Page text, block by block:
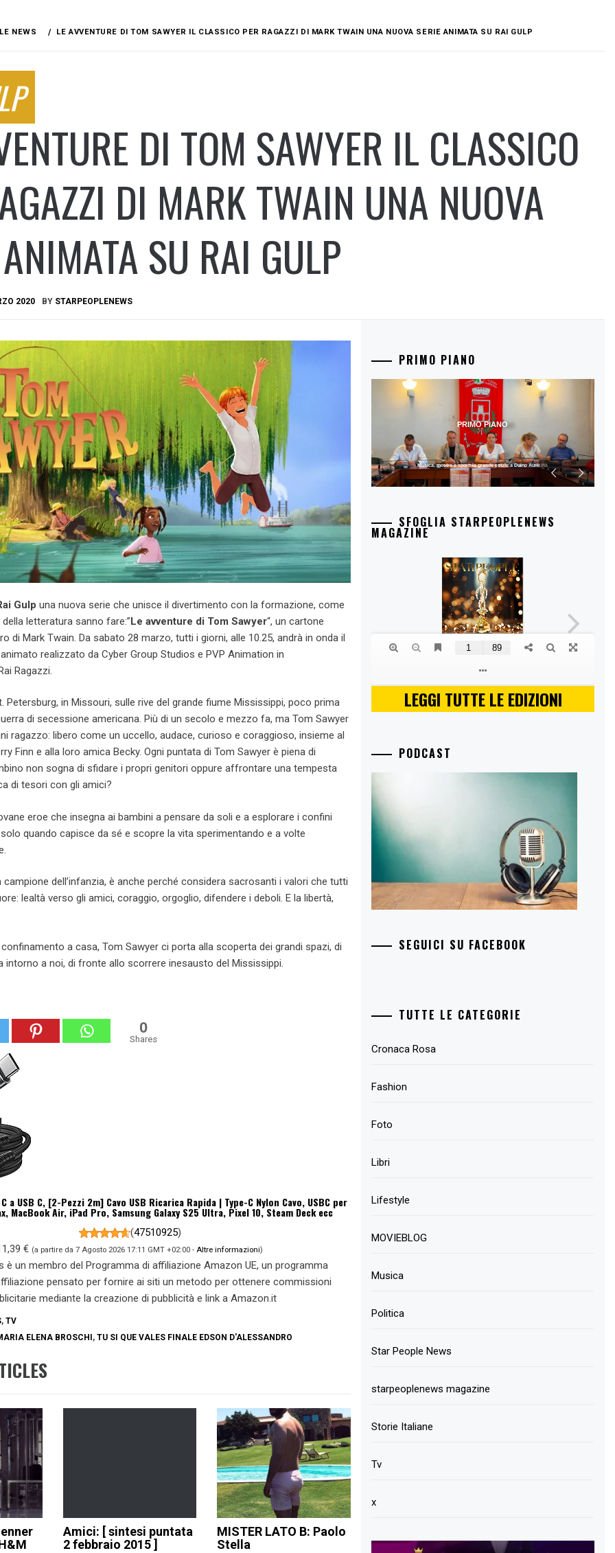
NEWS LE AVVENTURE DI TOM SAWYER IL CLASSICO PER RAGAZZI DI MARK TWAIN UNA NUOVA SERIE ANIMATA SU RAI GULP
DI TOM SAWYER IL CLASSICO
DI MARK TWAIN UNA NUOVA
SU RAI GULP
2020 BY STARPEOPLENEWS
Gulp una nuova serie che unisce il divertimento con la formazione, come
letteratura sanno fare:”Le avventure di Tom Sawyer“, un cartone
di Mark Twain. Da sabato 28 marzo, tutti i giorni, alle 10.25, andrà in onda il
realizzato da Cyber Group Studios e PVP Animation in
Ragazzi.
Petersburg, in Missouri, sulle rive del grande fiume Mississippi, poco prima
di secessione americana. Più di un secolo e mezzo fa, ma Tom Sawyer
ragazzo: libero come un uccello, audace, curioso e coraggioso, insieme al
Finn e alla loro amica Becky. Ogni puntata di Tom Sawyer è piena di
non sogna di sfidare i propri genitori oppure affrontare una tempesta
di tesori con gli amici?
eroe che insegna ai bambini a pensare da soli e a esplorare i confini
solo quando capisce da sé e scopre la vita sperimentando e a volte
campione dell’infanzia, è anche perché considera sacrosanti i valori che tutti
lealtà verso gli amici, coraggio, orgoglio, difendere i deboli. E la libertà,
a casa, Tom Sawyer ci porta alla scoperta dei grandi spazi, di
intorno a noi, di fronte allo scorrere inesausto del Mississippi.
0
Shares
C a USB C, [2-Pezzi 2m] Cavo USB Ricarica Rapida | Type-C Nylon Cavo, USBC per
MacBook Air, iPad Pro, Samsung Galaxy S25 Ultra, Pixel 10, Steam Deck ecc
(47510925)
€ (a partire da 7 Agosto 2026 17:11 GMT +02:00 -Altre informazioni)
è un membro del Programma di affiliazione Amazon UE, un programma
pensato per fornire ai siti un metodo per ottenere commissioni
mediante la creazione di pubblicità e link a Amazon.it
, TV
ELENA BROSCHI, TU SI QUE VALES FINALE EDSON D'ALESSANDRO
Amici: [ sintesi puntata
2 febbraio 2015 ]
MISTER LATO B: Paolo
Stella
PRIMO PIANO
Voci dal Mediterraneo, aperta la terza edizione a Petrosino
PRIMO PIANO
SFOGLIA STARPEOPLENEWS
MAGAZINE
LEGGI TUTTE LE EDIZIONI
PODCAST
SEGUICI SU FACEBOOK
TUTTE LE CATEGORIE
Cronaca Rosa
Fashion
Foto
Libri
Lifestyle
MOVIEBLOG
Musica
Politica
Star People News
starpeoplenews magazine
Storie Italiane
Tv
x